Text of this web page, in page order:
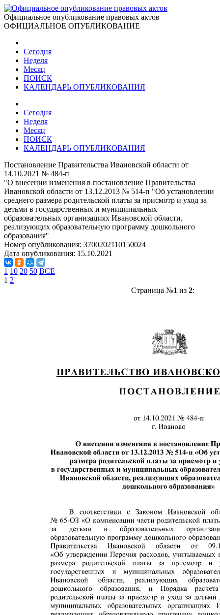
Официальное опубликование правовых актов
ОФИЦИАЛЬНОЕ ОПУБЛИКОВАНИЕ
Сегодня
Неделя
Месяц
ПОИСК
КАЛЕНДАРЬ ОПУБЛИКОВАНИЯ
Сегодня
Неделя
Месяц
ПОИСК
КАЛЕНДАРЬ ОПУБЛИКОВАНИЯ
Постановление Правительства Ивановской области от
14.10.2021 № 484-п
"О внесении изменения в постановление Правительства
Ивановской области от 13.12.2013 № 514-п "Об установлении
среднего размера родительской платы за присмотр и уход за
детьми в государственных и муниципальных
образовательных организациях Ивановской области,
реализующих образовательную программу дошкольного
образования"
Номер опубликования: 3700202110150024
Дата опубликования: 15.10.2021
1 10 20 50 ВСЕ
1 2
Страница №1 из 2: